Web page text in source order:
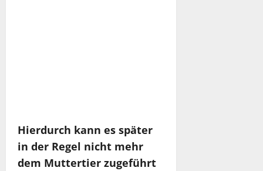
Hierdurch kann es später
in der Regel nicht mehr
dem Muttertier zugeführt